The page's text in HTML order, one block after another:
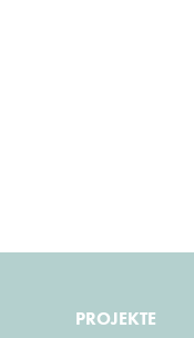
PROJEKTE